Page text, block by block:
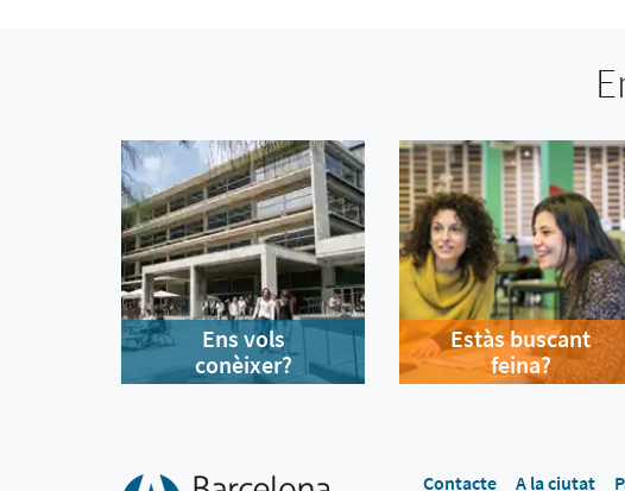
Ens vols
conèixer?
Estàs buscant
feina?
Contacte A la ciutat